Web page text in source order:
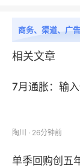
商务、渠道、广
相关文章
7月通胀：输
陶川 · 26分钟前
单季回购创五